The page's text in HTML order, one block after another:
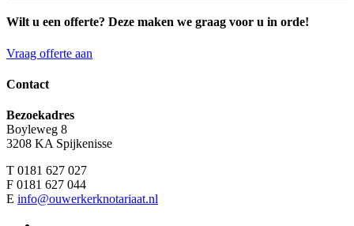
Wilt u een offerte? Deze maken we graag voor u in orde!
Vraag offerte aan
Contact
Bezoekadres
Boyleweg 8
3208 KA Spijkenisse
T 0181 627 027
F 0181 627 044
E info@ouwerkerknotariaat.nl